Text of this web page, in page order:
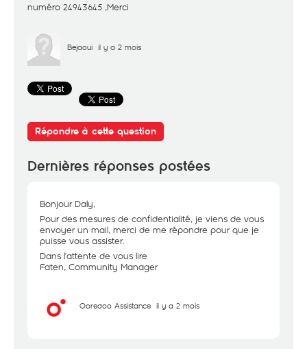
numéro 24943645 ,Merci
Bejaoui il y a 2 mois
Répondre à cette question
Dernières réponses postées
Bonjour Daly,
Pour des mesures de confidentialité, je viens de vous
envoyer un mail, merci de me répondre pour que je
puisse vous assister.
Dans l'attente de vous lire
Faten, Community Manager
Ooredoo Assistance il y a 2 mois